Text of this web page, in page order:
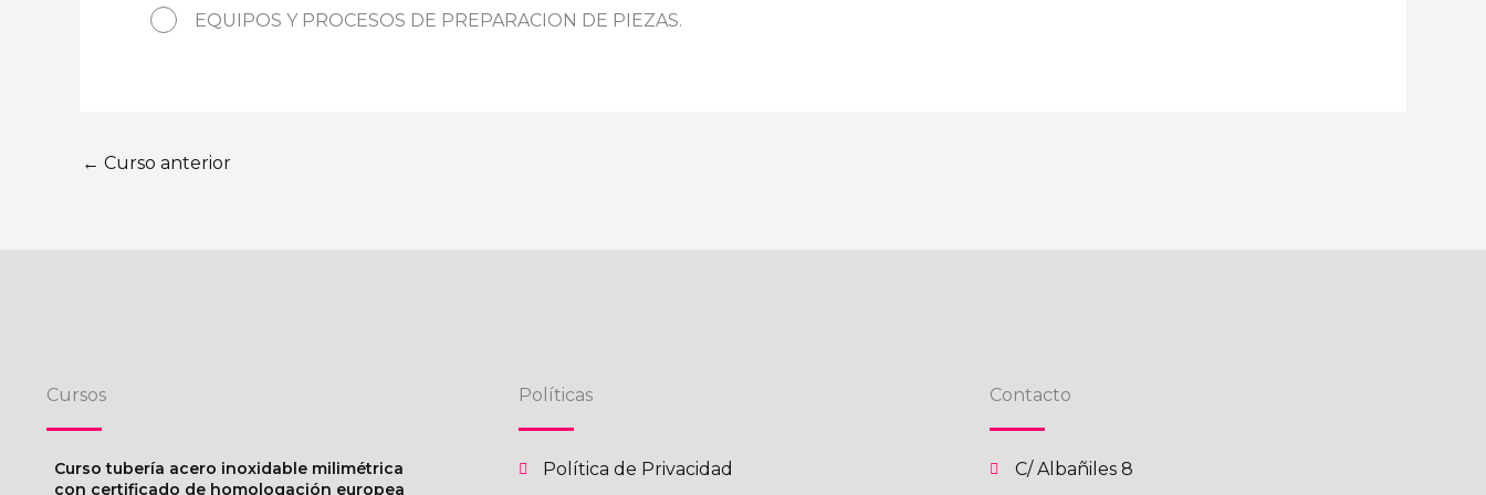
EQUIPOS Y PROCESOS DE PREPARACION DE PIEZAS.
← Curso anterior
Cursos
Curso tubería acero inoxidable milimétrica
con certificado de homologación europea
Políticas
Política de Privacidad
Contacto
C/ Albañiles 8